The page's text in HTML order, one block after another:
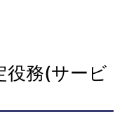
役務(サービ